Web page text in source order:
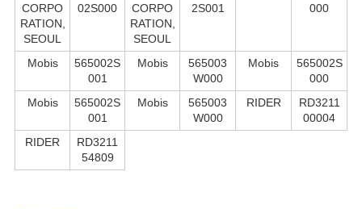
CORPO
RATION,
SEOUL
02S000
CORPO
RATION,
SEOUL
2S001
000
Mobis
565002S
001
Mobis
565003
W000
Mobis
565002S
000
Mobis
565002S
001
Mobis
565003
W000
RIDER
RD3211
00004
RIDER
RD3211
54809